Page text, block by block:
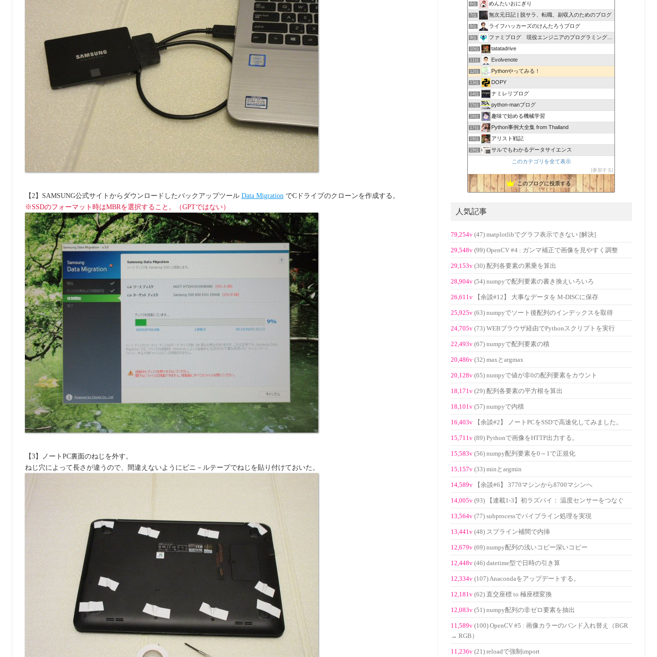
【2】SAMSUNG公式サイトからダウンロードしたバックアップツール Data MigrationでCドライブのクローンを作成する。
※SSDのフォーマット時はMBRを選択すること。（GPTではない）
【3】ノートPC裏面のねじを外す。
ねじ穴によって長さが違うので、間違えないようにビニ－ルテープでねじを貼り付けておいた。
6位 めんたいおにぎり
7位 無次元日記 | 脱サラ、転職、副収入のためのブログ
8位 ライフハッカーズのけんたろうブログ
9位 ファミプログ 現役エンジニアのプログラミング入門講座
10位 tatatadrive
11位 Evolvenote
12位 Pythonやってみる！
13位 DOPY
14位 ナミレリブログ
15位 python-manブログ
16位 趣味で始める機械学習
17位 Python事例大全集 from Thailand
18位 アリスト戦記
19位 サルでもわかるデータサイエンス
このカテゴリを全て表示
参加する
このブログに投票する
人気記事
79,254v (47) matplotlibでグラフ表示できない [解決]
29,548v (99) OpenCV #4 : ガンマ補正で画像を見やすく調整
29,153v (30) 配列各要素の累乗を算出
28,904v (54) numpyで配列要素の書き換えいろいろ
26,611v 【余談#12】 大事なデータを M-DISCに保存
25,925v (63) numpyでソート後配列のインデックスを取得
24,705v (73) WEBブラウザ経由でPythonスクリプトを実行
22,493v (67) numpyで配列要素の積
20,486v (32) maxとargmax
20,128v (65) numpyで値が非0の配列要素をカウント
18,171v (29) 配列各要素の平方根を算出
18,101v (57) numpyで内積
16,403v 【余談#2】 ノートPCをSSDで高速化してみました。
15,711v (89) Pythonで画像をHTTP出力する。
15,583v (56) numpy配列要素を0～1で正規化
15,157v (33) minとargmin
14,589v 【余談#6】 3770マシンから8700マシンへ
14,005v (93) 【連載1-3】初ラズパイ： 温度センサーをつなぐ
13,564v (77) subprocessでパイプライン処理を実現
13,441v (48) スプライン補間で内挿
12,679v (69) numpy配列の浅いコピー深いコピー
12,448v (46) datetime型で日時の引き算
12,334v (107) Anacondaをアップデートする。
12,181v (62) 直交座標 to 極座標変換
12,083v (51) numpy配列の非ゼロ要素を抽出
11,589v (100) OpenCV #5 : 画像カラーのバンド入れ替え（BGR
→ RGB）
11,236v (21) reloadで強制import